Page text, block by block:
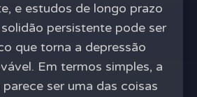
e estudos de longo prazo
persistente pode ser
que torna a depressão
Em termos simples, a
ser uma das coisas